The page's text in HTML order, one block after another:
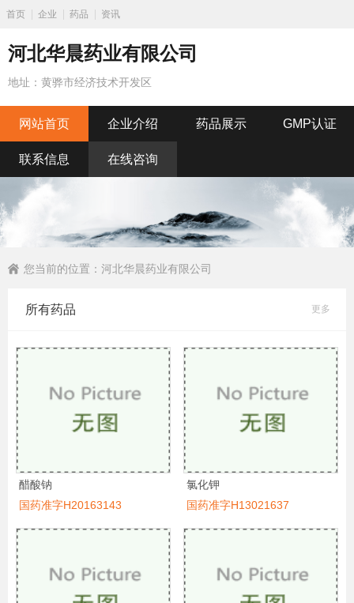
首页 企业 药品 资讯
河北华晨药业有限公司
地址：黄骅市经济技术开发区
网站首页 企业介绍 药品展示 GMP认证
联系信息 在线咨询
您当前的位置： 河北华晨药业有限公司
所有药品 更多
醋酸钠
国药准字H20163143
氯化钾
国药准字H13021637